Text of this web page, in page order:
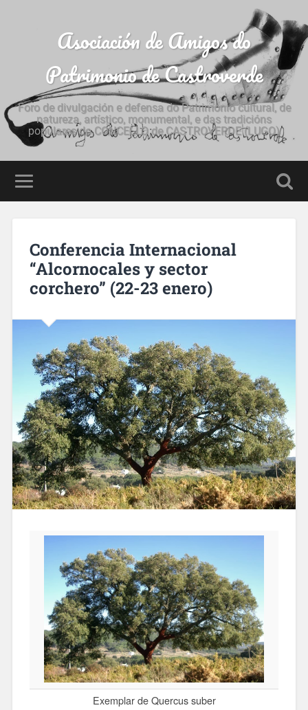
Asociación de Amigos do
Patrimonio de Castroverde
Foro de divulgación e defensa do Patrimonio cultural, de
natureza, artístico, monumental, e das tradicións
populares do CONCELLO de CASTROVERDE (LUGO)
Conferencia Internacional
“Alcornocales y sector
corchero” (22-23 enero)
Exemplar de Quercus suber